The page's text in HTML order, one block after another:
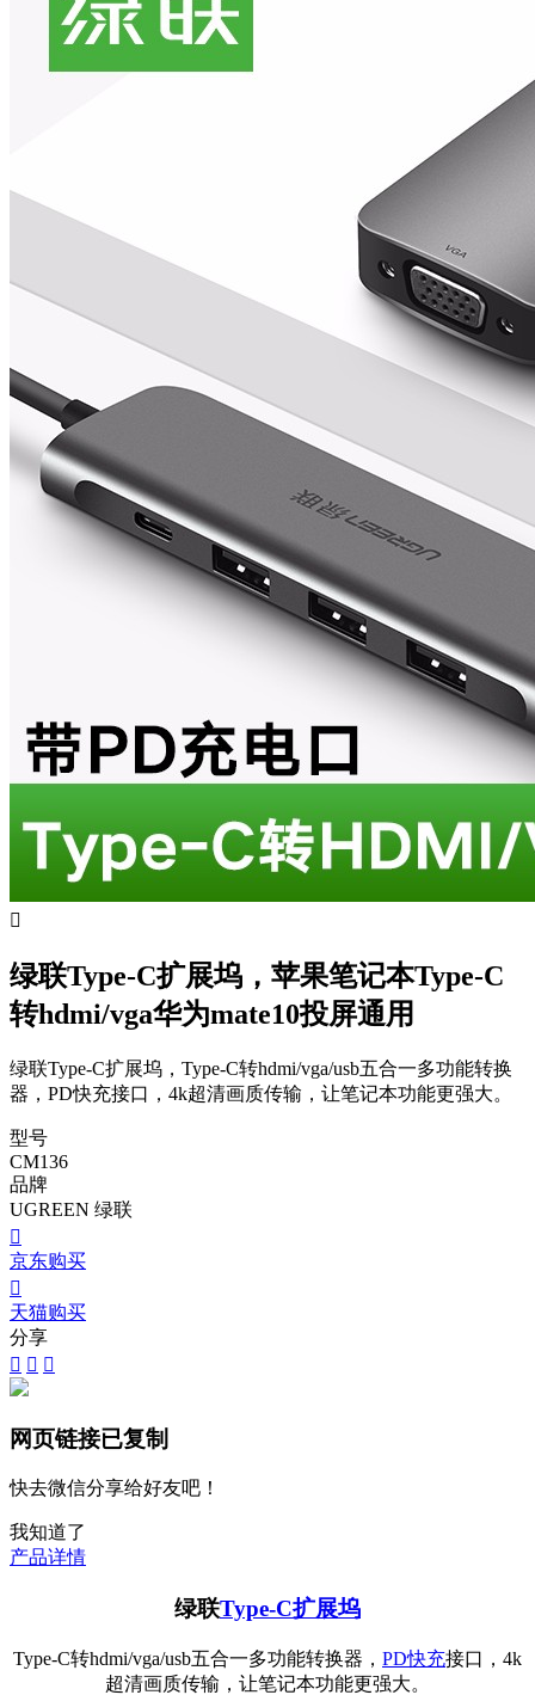

绿联Type-C扩展坞，苹果笔记本Type-C
转hdmi/vga华为mate10投屏通用
绿联Type-C扩展坞，Type-C转hdmi/vga/usb五合一多功能转换
器，PD快充接口，4k超清画质传输，让笔记本功能更强大。
型号
CM136
品牌
UGREEN 绿联

京东购买

天猫购买
分享
  
网页链接已复制
快去微信分享给好友吧！
我知道了
产品详情
绿联Type-C扩展坞
Type-C转hdmi/vga/usb五合一多功能转换器， PD快充接口，4k
超清画质传输，让笔记本功能更强大。